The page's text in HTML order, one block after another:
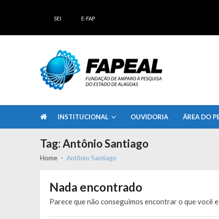
SEI E-FAP
INSTITUCIONAL OUVIDORIA ÁREA DO
Tag:Antônio Santiago
Home Antônio Santiago
Nada encontrado
Parece que não conseguimos encontrar o que você